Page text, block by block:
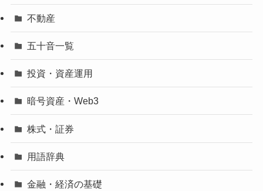
不動産
五十音一覧
投資・資産運用
暗号資産・Web3
株式・証券
用語辞典
金融・経済の基礎